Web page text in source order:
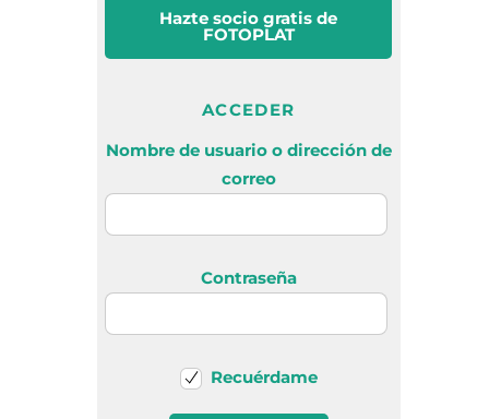
Hazte socio gratis de
FOTOPLAT
ACCEDER
Nombre de usuario o dirección de
correo
Contraseña
Recuérdame